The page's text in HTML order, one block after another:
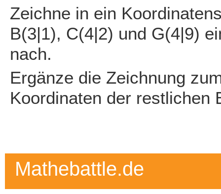
Zeichne in ein
B(3|1), C(4|2) und G(4|9)
nach.
Ergänze die Zeichnung
Koordinaten der restlichen
Mathebattle.de